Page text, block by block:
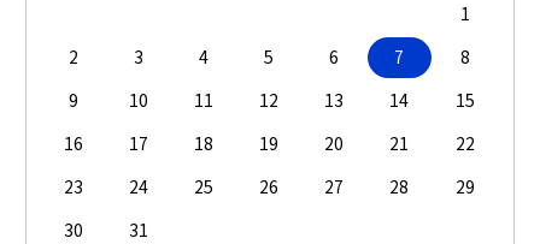
1
2
3 4 5 6 7
8
9
10 11 12 13 14
15
16
17 18 19 20 21
22
23
24 25 26 27 28
29
30
31